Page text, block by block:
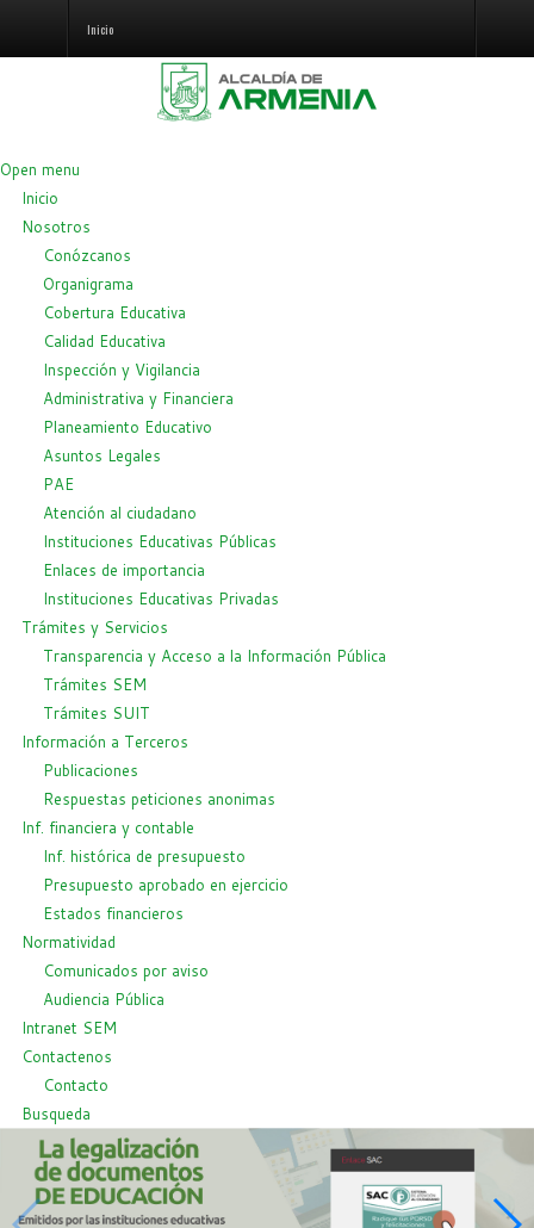
Inicio
Open menu
Inicio
Nosotros
Conózcanos
Organigrama
Cobertura Educativa
Calidad Educativa
Inspección y Vigilancia
Administrativa y Financiera
Planeamiento Educativo
Asuntos Legales
PAE
Atención al ciudadano
Instituciones Educativas Públicas
Enlaces de importancia
Instituciones Educativas Privadas
Trámites y Servicios
Transparencia y Acceso a la Información Pública
Trámites SEM
Trámites SUIT
Información a Terceros
Publicaciones
Respuestas peticiones anonimas
Inf. financiera y contable
Inf. histórica de presupuesto
Presupuesto aprobado en ejercicio
Estados financieros
Normatividad
Comunicados por aviso
Audiencia Pública
Intranet SEM
Contactenos
Contacto
Busqueda